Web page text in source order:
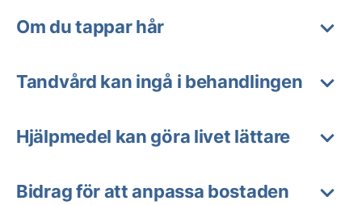
Om du tappar hår
Tandvård kan ingå i behandlingen
Hjälpmedel kan göra livet lättare
Bidrag för att anpassa bostaden